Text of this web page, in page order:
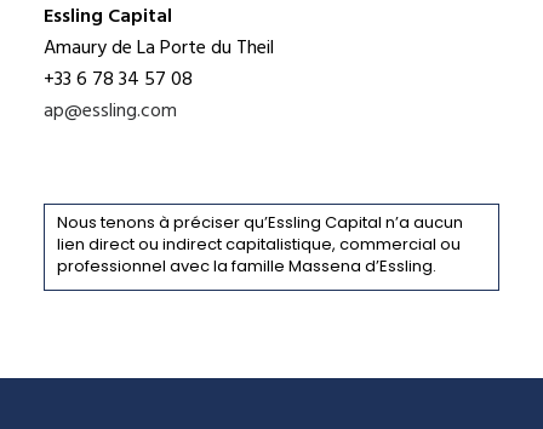
Essling Capital
Amaury de La Porte du Theil
+33 6 78 34 57 08
ap@essling.com
Nous tenons à préciser qu’Essling Capital n’a aucun
lien direct ou indirect capitalistique, commercial ou
professionnel avec la famille Massena d’Essling.